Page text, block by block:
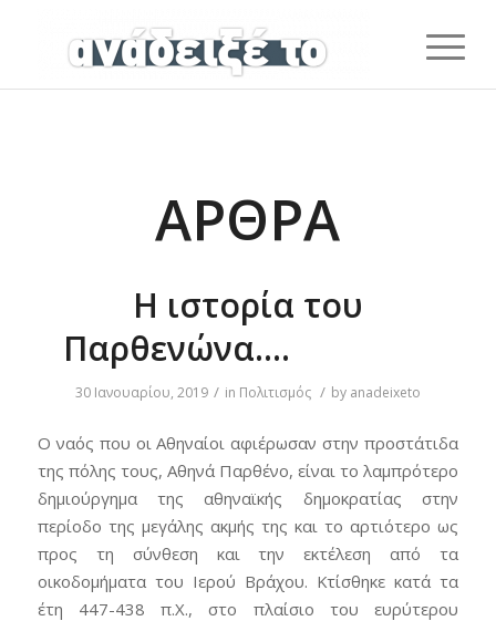
ΆΡΘΡΑ
Η ιστορία του
Παρθενώνα….
30 Ιανουαρίου, 2019 / in Πολιτισμός / by anadeixeto
Ο ναός που οι Αθηναίοι αφιέρωσαν στην προστάτιδα
της πόλης τους, Αθηνά Παρθένο, είναι το λαμπρότερο
δημιούργημα της αθηναϊκής δημοκρατίας στην
περίοδο της μεγάλης ακμής της και το αρτιότερο ως
προς τη σύνθεση και την εκτέλεση από τα
οικοδομήματα του Ιερού Βράχου. Κτίσθηκε κατά τα
έτη 447-438 π.Χ., στο πλαίσιο του ευρύτερου